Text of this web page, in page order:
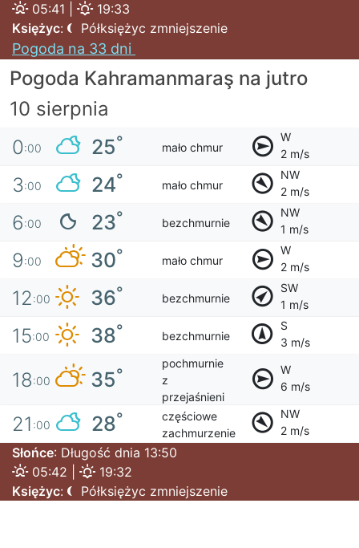
05:41 |
19:33
Księżyc: Półksiężyc zmniejszenie
Pogoda na 33 dni
Pogoda Kahramanmaraş na jutro
10 sierpnia
0:00 25° mało chmur
W
2 m/s
3:00 24° mało chmur
NW
2 m/s
6:00 23° bezchmurnie
NW
1 m/s
9:00 30° mało chmur
W
2 m/s
12:00 36° bezchmurnie
SW
1 m/s
15:00 38° bezchmurnie
S
3 m/s
18:00 35°
pochmurnie
z
przejaśnieni
W
6 m/s
21 :00 28°
częściowe
zachmurzenie
NW
2 m/s
Słońce: Długość dnia 13:50
05:42 |
19:32
Księżyc: Półksiężyc zmniejszenie